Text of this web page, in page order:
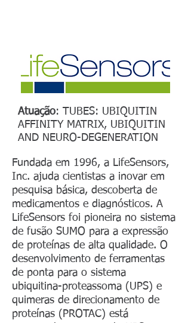
Atuação: TUBES: UBIQUITIN
AFFINITY MATRIX, UBIQUITIN
AND NEURO-DEGENERATION
Fundada em 1996, a LifeSensors,
Inc. ajuda cientistas a inovar em
pesquisa básica, descoberta de
medicamentos e diagnósticos. A
LifeSensors foi pioneira no sistema
de fusão SUMO para a expressão
de proteínas de alta qualidade. O
desenvolvimento de ferramentas
de ponta para o sistema
ubiquitina-proteassoma (UPS) e
quimeras de direcionamento de
proteínas (PROTAC) está